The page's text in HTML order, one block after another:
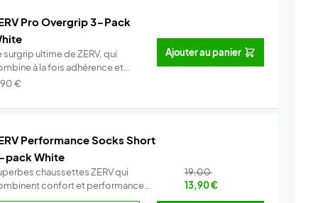
Pro Overgrip 3-Pack
surgrip ultime de ZERV, qui
à la fois adhérence et
Info
€
Ajouter au panier
Performance Socks Short
pack White
chaussettes ZERV qui
confort et performance
Info
19,00
13,90€